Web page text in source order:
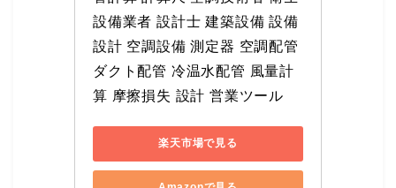
設備業者 設計士 建築設備 設備
設計 空調設備 測定器 空調配管
ダクト配管 冷温水配管 風量計
算 摩擦損失 設計 営業ツール
楽天市場で見る